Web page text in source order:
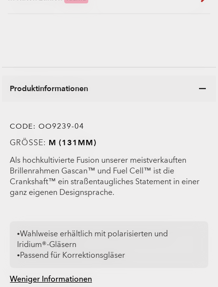
Produktinformationen
CODE: OO9239-04
GRÖSSE: M (131MM)
Als hochkultivierte Fusion unserer meistverkauften
Brillenrahmen Gascan™ und Fuel Cell™ ist die
Crankshaft™ ein straßentaugliches Statement in einer
ganz eigenen Designsprache.
Weniger Informationen
•Wahlweise erhältlich mit polarisierten und
Iridium®-Gläsern
•Passend für Korrektionsgläser